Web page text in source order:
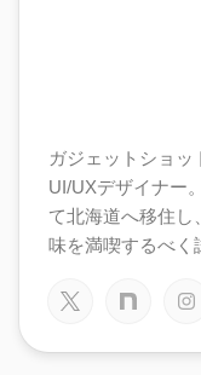
ガジェットショッ
UI/UXデザイナー
て北海道へ移住し
味を満喫するべく